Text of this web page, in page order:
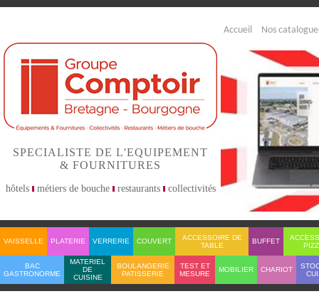
Accueil Nos
SPECIALISTE DE L'EQUIPEMENT
& FOURNITURES
hôtels métiers de bouche restaurants collectivités
VAISSELLE PLATERIE VERRERIE COUVERT
ACCESSOIRE DE
TABLE
BUFFET
BAC
GASTRONORME
MATERIEL
DE
CUISINE
BOULANGERIE
PATISSERIE
TEST ET
MESURE
MOBILIER CHARIOT